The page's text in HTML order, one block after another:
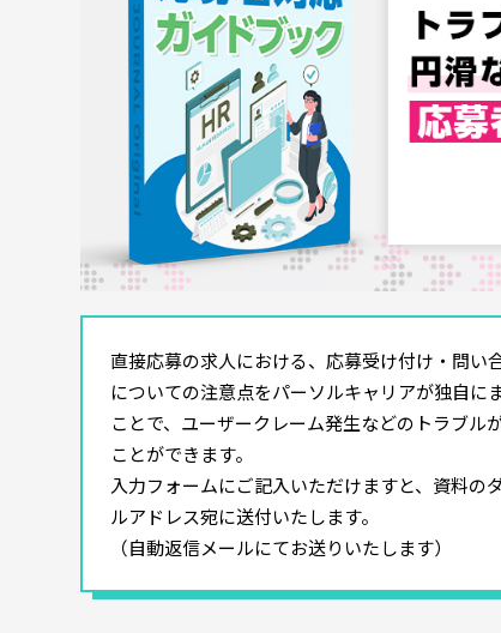
直接応募の求人における、応募受け付け・問い
についての注意点をパーソルキャリアが独自に
ことで、ユーザークレーム発生などのトラブル
ことができます。
入力フォームにご記入いただけますと、資料の
ルアドレス宛に送付いたします。
（自動返信メールにてお送りいたします）